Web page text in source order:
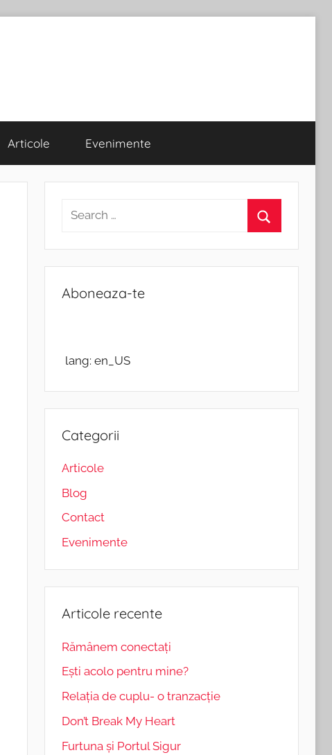
Articole Evenimente
Search
Aboneaza-te
lang: en_US
Categorii
Articole
Blog
Contact
Evenimente
Articole recente
Rămânem conectați
Eşti acolo pentru mine?
Relația de cuplu- o tranzacție
Don’t Break My Heart
Furtuna și Portul Sigur